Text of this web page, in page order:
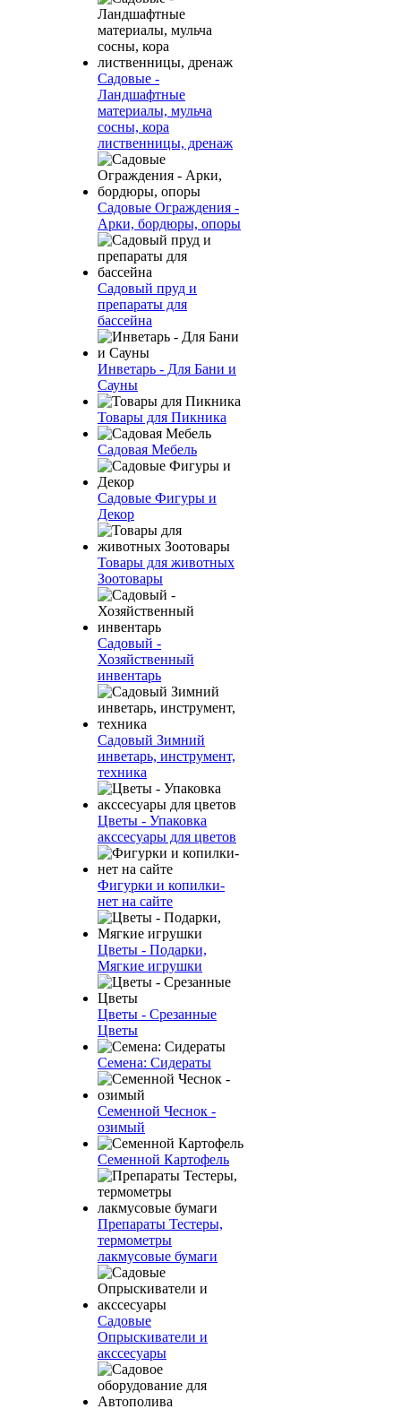
Садовые -
Ландшафтные
материалы, мульча
сосны, кора
лиственницы, дренаж
Садовые Ограждения -
Арки, бордюры, опоры
Садовый пруд и
препараты для
бассейна
Инветарь - Для Бани и
Сауны
Товары для Пикника
Садовая Мебель
Садовые Фигуры и
Декор
Товары для животных
Зоотовары
Садовый -
Хозяйственный
инвентарь
Садовый Зимний
инветарь, инструмент,
техника
Цветы - Упаковка
акссесуары для цветов
Фигурки и копилки-
нет на сайте
Цветы - Подарки,
Мягкие игрушки
Цветы - Срезанные
Цветы
Семена: Сидераты
Семенной Чеснок -
озимый
Семенной Картофель
Препараты Тестеры,
термометры
лакмусовые бумаги
Садовые
Опрыскиватели и
акссесуары